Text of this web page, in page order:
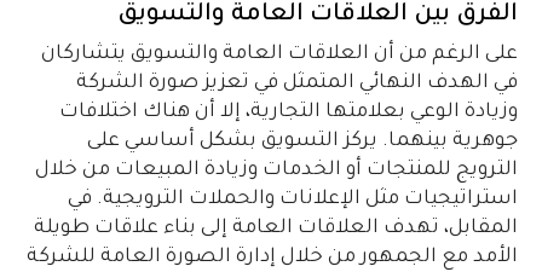
الفرق بين العلاقات العامة والتسويق
على الرغم من أن العلاقات العامة والتسويق يتشاركان
في الهدف النهائي المتمثل في تعزيز صورة الشركة
وزيادة الوعي بعلامتها التجارية، إلا أن هناك اختلافات
جوهرية بينهما. يركز التسويق بشكل أساسي على
الترويج للمنتجات أو الخدمات وزيادة المبيعات من خلال
استراتيجيات مثل الإعلانات والحملات الترويجية. في
المقابل، تهدف العلاقات العامة إلى بناء علاقات طويلة
الأمد مع الجمهور من خلال إدارة الصورة العامة للشركة